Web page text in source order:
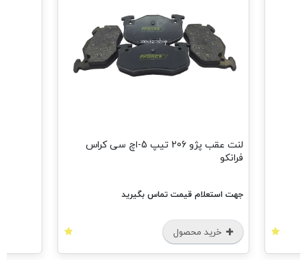
لنت عقب پژو 206 تیپ 5-اچ سی کراس
قیمت تماس بگیرید
محصول